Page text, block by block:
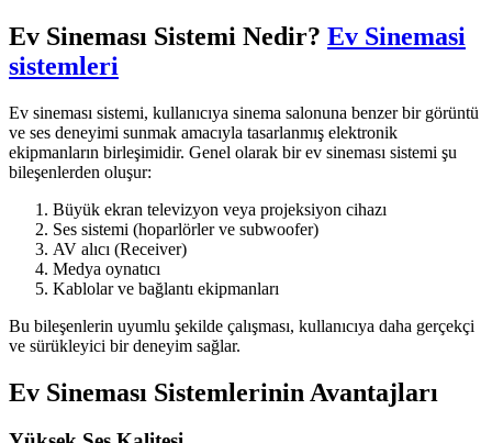
Ev Sineması Sistemi Nedir? Ev Sinemasi
sistemleri
Ev sineması sistemi, kullanıcıya sinema salonuna benzer bir görüntü
ve ses deneyimi sunmak amacıyla tasarlanmış elektronik
ekipmanların birleşimidir. Genel olarak bir ev sineması sistemi şu
bileşenlerden oluşur:
Büyük ekran televizyon veya projeksiyon cihazı
Ses sistemi (hoparlörler ve subwoofer)
AV alıcı (Receiver)
Medya oynatıcı
Kablolar ve bağlantı ekipmanları
Bu bileşenlerin uyumlu şekilde çalışması, kullanıcıya daha gerçekçi
ve sürükleyici bir deneyim sağlar.
Ev Sineması Sistemlerinin Avantajları